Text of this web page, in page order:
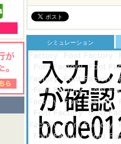
シミュレーション